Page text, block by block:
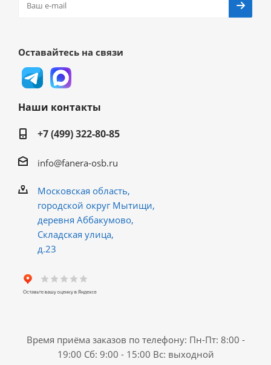
Оставайтесь на связи
Наши контакты
+7 (499) 322-80-85
info@fanera-osb.ru
Московская область,
городской округ Мытищи,
деревня Аббакумово,
Складская улица,
д.23
Время приёма заказов по телефону: Пн-Пт: 8:00 -
19:00 Сб: 9:00 - 15:00 Вс: выходной